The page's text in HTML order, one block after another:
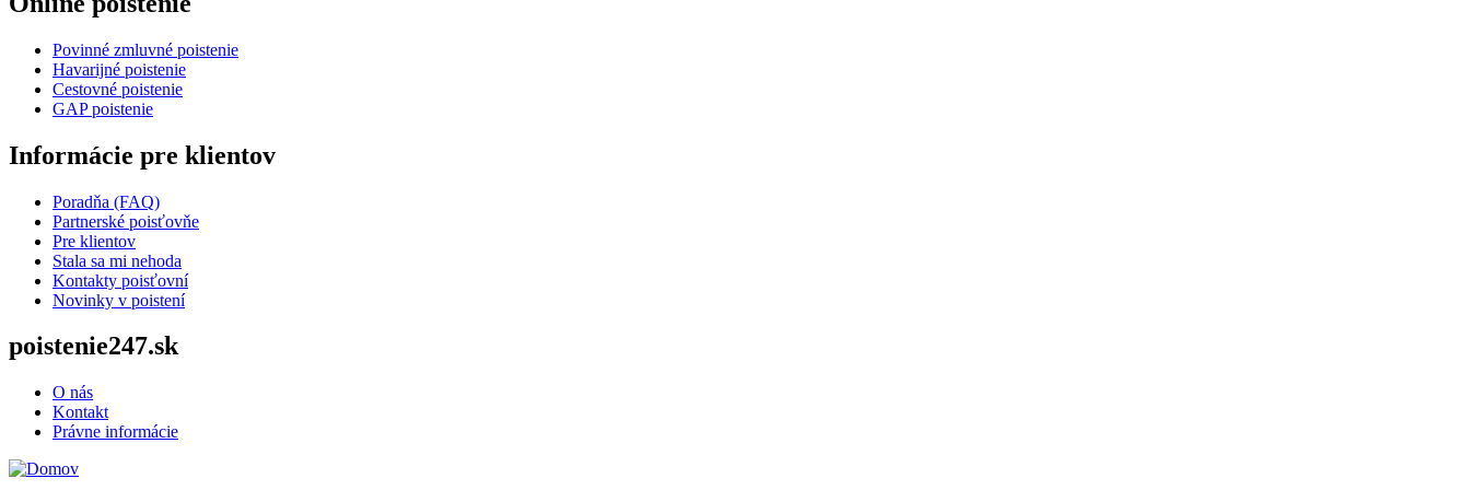
Povinné zmluvné poistenie
Havarijné poistenie
Cestovné poistenie
GAP poistenie
Informácie pre klientov
Poradňa (FAQ)
Partnerské poisťovňe
Pre klientov
Stala sa mi nehoda
Kontakty poisťovní
Novinky v poistení
poistenie247.sk
O nás
Kontakt
Právne informácie